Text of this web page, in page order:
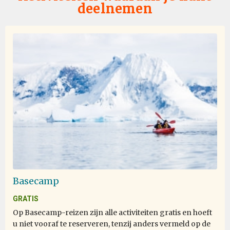
feels unreal when you are there. Very happy we also did
expeditionteam and hospitalityteam on the ship.
Life experience
bij Alex AVI Zavitan Antarctica
Most of the time it was enjoyable, there were a few
instances where I was hurt or it was really unpleasant.
deelnemen
Basecamp
GRATIS
Op Basecamp-reizen zijn alle activiteiten gratis en hoeft
u niet vooraf te reserveren, tenzij anders vermeld op de